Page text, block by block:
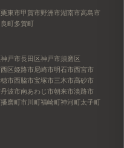
栗東市甲賀市野洲市湖南市高島市
町多賀町
神戸市長田区神戸市須磨区
区姫路市尼崎市明石市西宮市
市西脇市宝塚市三木市高砂市
丹波市南あわじ市朝来市淡路市
播磨町市川町福崎町神河町太子町